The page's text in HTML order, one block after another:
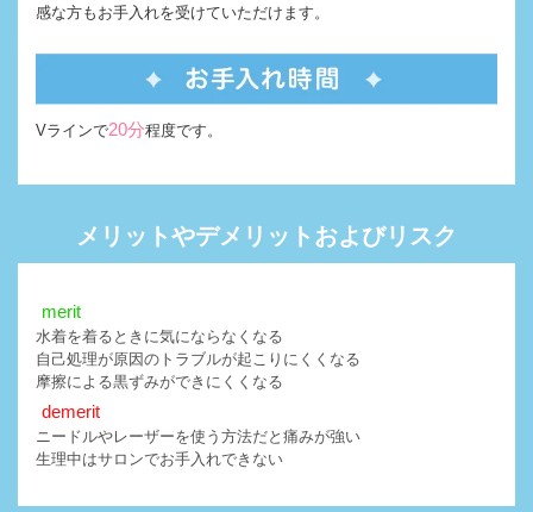
感な方もお手入れを受けていただけます。
Vラインで20分程度です。
メリットやデメリットおよびリスク
merit
水着を着るときに気にならなくなる
自己処理が原因のトラブルが起こりにくくなる
摩擦による黒ずみができにくくなる
demerit
ニードルやレーザーを使う方法だと痛みが強い
生理中はサロンでお手入れできない